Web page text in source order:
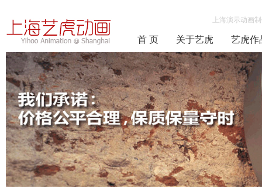
上海演示动画
首 页 关于艺虎 艺虎作